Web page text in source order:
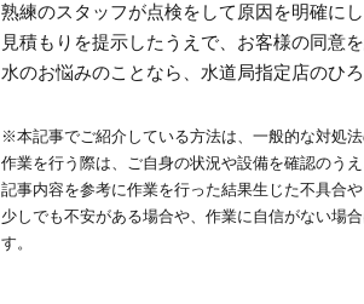
熟練のスタッフが点検をして原因を明確に
見積もりを提示したうえで、お客様の同意
水のお悩みのことなら、水道局指定店のひ
※本記事でご紹介している方法は、一般的な対処法
作業を行う際は、ご自身の状況や設備を確認のう
記事内容を参考に作業を行った結果生じた不具合
少しでも不安がある場合や、作業に自信がない場
す。